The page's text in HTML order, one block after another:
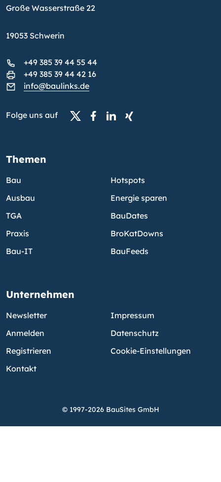
Große Wasserstraße 22
19053 Schwerin
+49 385 39 44 55 44
+49 385 39 44 42 16
info@baulinks.de
Folge uns auf
Themen
Bau
Ausbau
TGA
Praxis
Bau-IT
Hotspots
Energie sparen
BauDates
BroKatDowns
BauFeeds
Unternehmen
Newsletter
Anmelden
Registrieren
Kontakt
Impressum
Datenschutz
Cookie-Einstellungen
© 1997-2026 BauSites GmbH